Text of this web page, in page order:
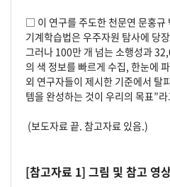
□ 이 연구를 주도한 천문연 문홍규
기계학습법은 우주자원 탐사에 당
그러나 100만 개 넘는 소행성과
의 색 정보를 빠르게 수집, 한눈에
외 연구자들이 제시한 기준에서 탈
템을 완성하는 것이 우리의 목표”
(보도자료 끝. 참고자료 있음.)
[참고자료 1] 그림 및 참고 영